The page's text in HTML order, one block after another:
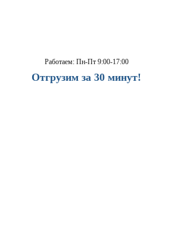
Работаем: Пн-Пт 9:00-17:00
Отгрузим за 30 минут!